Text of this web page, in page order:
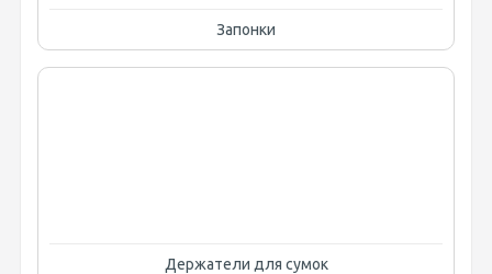
Запонки
Держатели для сумок